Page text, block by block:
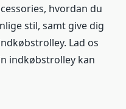
hvordan du
stil, samt give dig
Lad os
indkøbstrolley kan